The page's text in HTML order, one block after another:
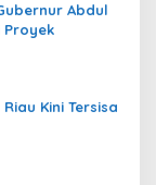
Abdul
Proyek
Kini Tersisa